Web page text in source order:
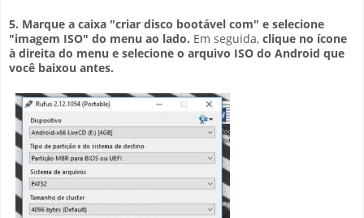
5. Marque a caixa "criar disco bootável com" e selecione
"imagem ISO" do menu ao lado. Em seguida, clique no ícone
à direita do menu e selecione o arquivo ISO do Android que
você baixou antes.